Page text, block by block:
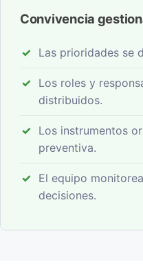
Convivencia
Las prioridades se
Los roles y
distribuidos.
Los instrumentos
preventiva.
El equipo
decisiones.